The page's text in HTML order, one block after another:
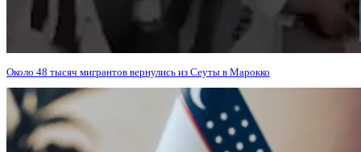
Около 48 тысяч мигрантов вернулись из Сеуты в Марокко